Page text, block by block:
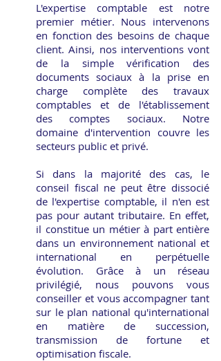
L'expertise comptable est notre
premier métier. Nous intervenons
en fonction des besoins de chaque
client. Ainsi, nos interventions vont
de la simple vérification des
documents sociaux à la prise en
charge complète des travaux
comptables et de l'établissement
des comptes sociaux. Notre
domaine d'intervention couvre les
secteurs public et privé.
Si dans la majorité des cas, le
conseil fiscal ne peut être dissocié
de l'expertise comptable, il n'en est
pas pour autant tributaire. En effet,
il constitue un métier à part entière
dans un environnement national et
international en perpétuelle
évolution. Grâce à un réseau
privilégié, nous pouvons vous
conseiller et vous accompagner tant
sur le plan national qu'international
en matière de succession,
transmission de fortune et
optimisation fiscale.